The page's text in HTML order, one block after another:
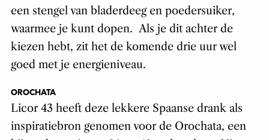
een stengel van bladerdeeg en poedersuiker,
waarmee je kunt dopen. Als je dit achter de
kiezen hebt, zit het de komende drie uur wel
goed met je energieniveau.
OROCHATA
Licor 43 heeft deze lekkere Spaanse drank als
inspiratiebron genomen voor de Orochata, een